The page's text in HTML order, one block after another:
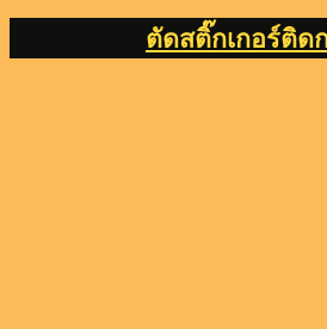
ตัดสติ๊กเกอร์ติด